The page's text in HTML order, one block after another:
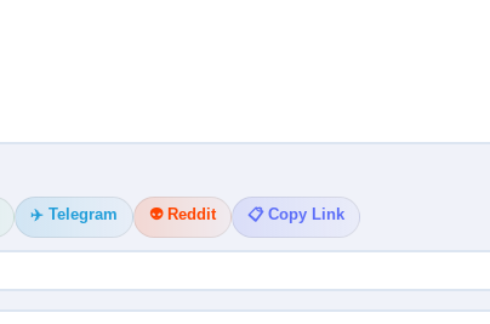
✈️ Telegram 👽 Reddit 📋 Copy Link